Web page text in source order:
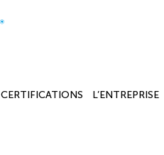
CERTIFICATIONS L’ENTREPRISE